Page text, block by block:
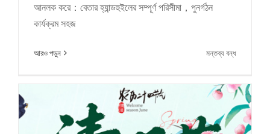
আনলক করে：বেতার হ্যান্ডহুইলের সম্পূর্ণ পরিসীমা，পুনর্গঠন
কার্যক্রম সহজ
আরও পড়ুন মন্তব্য বন্ধচালু
টেকনোলজি
এ
তার
কোর সিন্থেটিক 2026 সমাধি ঝাড়ু দিবস ছুটির বিজ্ঞপ্তি